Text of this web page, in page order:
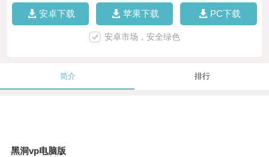
安卓下载 苹果下载 PC下载
安卓市场，安全绿色
简介 排行
黑洞vp电脑版